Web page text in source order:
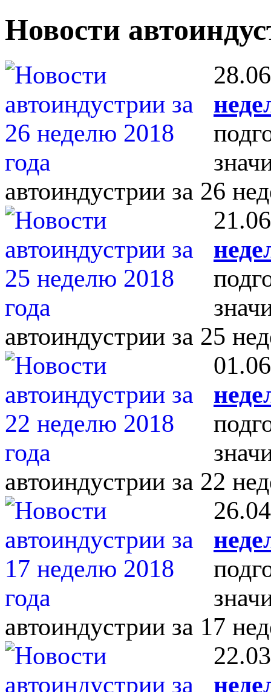
Новости
автоиндустрии за 26
автоиндустрии за 25
автоиндустрии за 22
автоиндустрии за 17